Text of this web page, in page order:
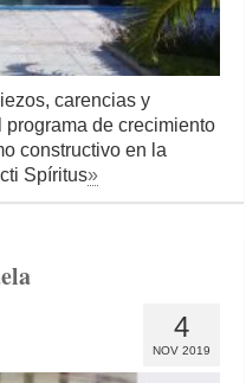
carencias y
de crecimiento
constructivo en la
Spíritus»
4
NOV 2019